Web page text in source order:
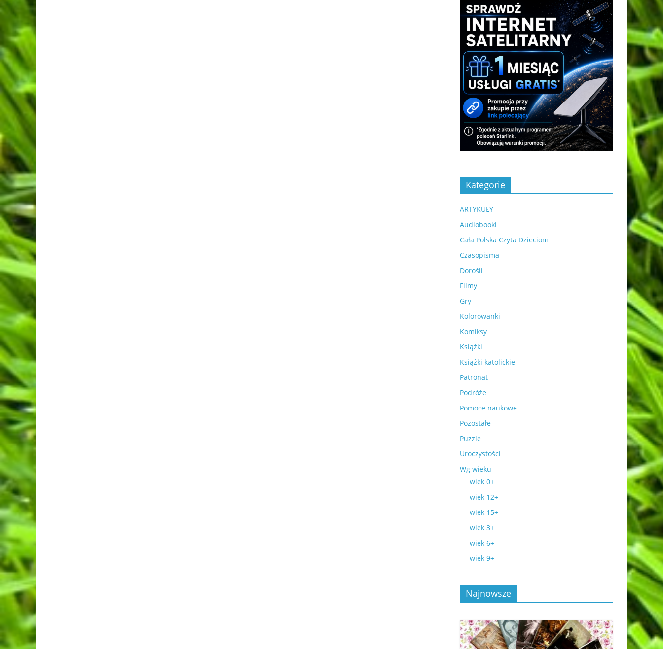
Kategorie
ARTYKUŁY
Audiobooki
Cała Polska Czyta Dzieciom
Czasopisma
Dorośli
Filmy
Gry
Kolorowanki
Komiksy
Książki
Książki katolickie
Patronat
Podróże
Pomoce naukowe
Pozostałe
Puzzle
Uroczystości
Wg wieku
wiek 0+
wiek 12+
wiek 15+
wiek 3+
wiek 6+
wiek 9+
Najnowsze